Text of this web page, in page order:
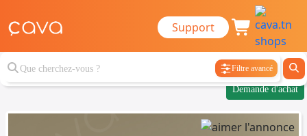
Support
Filtre avancé
Demande d'achat